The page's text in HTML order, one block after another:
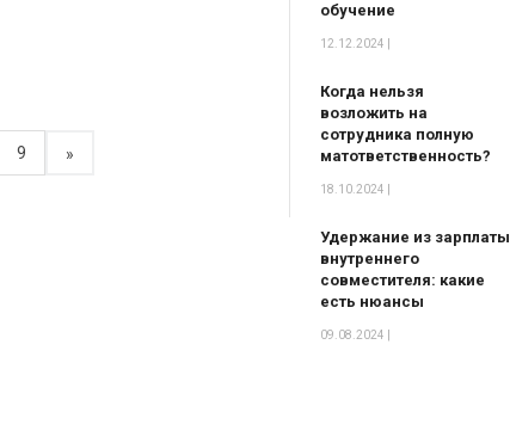
9 »
обучение
12.12.2024 |
Когда нельзя
возложить на
сотрудника полную
матответственность?
18.10.2024 |
Удержание из зарплаты
внутреннего
совместителя: какие
есть нюансы
09.08.2024 |